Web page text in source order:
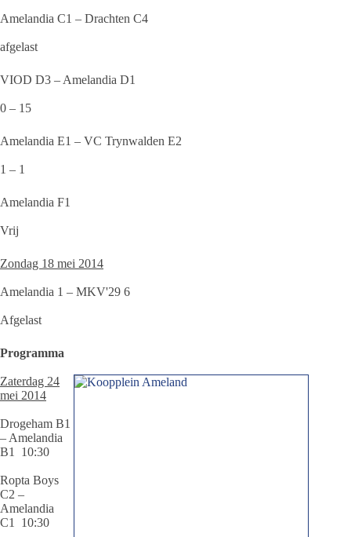
Amelandia C1 – Drachten C4
afgelast
VIOD D3 – Amelandia D1
0 – 15
Amelandia E1 – VC Trynwalden E2
1 – 1
Amelandia F1
Vrij
Zondag 18 mei 2014
Amelandia 1 – MKV'29 6
Afgelast
Programma
Zaterdag 24
mei 2014
Drogeham B1
– Amelandia
B1 10:30
Ropta Boys
C2 –
Amelandia
C1 10:30